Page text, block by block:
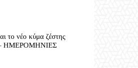
το νέο κύμα ζέστης
– ΗΜΕΡΟΜΗΝΙΕΣ